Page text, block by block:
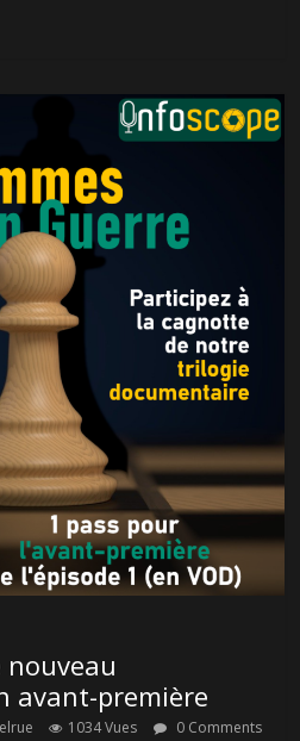
nouveau
avant-première
1034 Vues
0 Comments